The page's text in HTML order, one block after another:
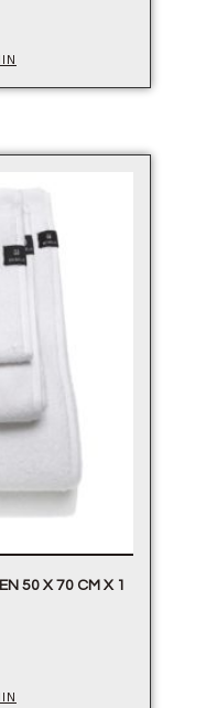
50 X 70 CM X 1